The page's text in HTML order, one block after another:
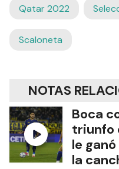
Qatar 2022
Scaloneta
NOTAS
Boca
triunfo
le
la